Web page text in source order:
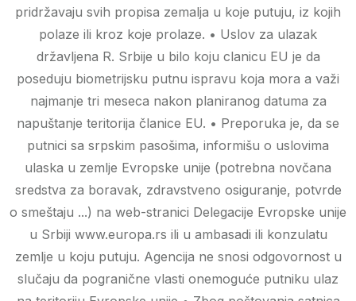
pridržavaju svih propisa zemalja u koje putuju, iz kojih
polaze ili kroz koje prolaze. • Uslov za ulazak
državljena R. Srbije u bilo koju clanicu EU je da
poseduju biometrijsku putnu ispravu koja mora a važi
najmanje tri meseca nakon planiranog datuma za
napuštanje teritorija članice EU. • Preporuka je, da se
putnici sa srpskim pasošima, informišu o uslovima
ulaska u zemlje Evropske unije (potrebna novčana
sredstva za boravak, zdravstveno osiguranje, potvrde
o smeštaju ...) na web-stranici Delegacije Evropske unije
u Srbiji www.europa.rs ili u ambasadi ili konzulatu
zemlje u koju putuju. Agencija ne snosi odgovornost u
slučaju da pogranične vlasti onemoguće putniku ulaz